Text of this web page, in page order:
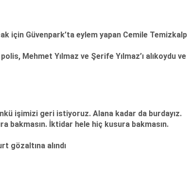
için Güvenpark’ta eylem yapan Cemile Temizkalp
Mehmet Yılmaz ve Şerife Yılmaz’ı alıkoydu ve
işimizi geri istiyoruz. Alana kadar da burdayız.
bakmasın. İktidar hele hiç kusura bakmasın.
gözaltına alındı